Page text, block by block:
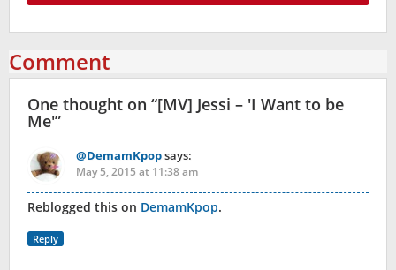
Comment
One thought on “[MV] Jessi – 'I Want to be
Me'”
@DemamKpopsays:
May 5, 2015 at 11:38 am
Reblogged this on DemamKpop.
Reply